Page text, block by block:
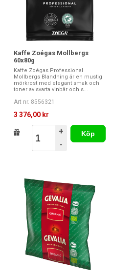
Kaffe Zoégas Mollbergs
60x80g
Kaffe Zoégas Professional
Mollbergs Blandning är en mustig
mörkrost med elegant smak och
toner av svarta vinbär och s...
Art nr. 8556321
3 376,00 kr
+
-
Köp